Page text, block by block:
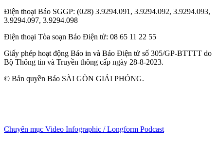
Điện thoại Báo SGGP: (028) 3.9294.091, 3.9294.092, 3.9294.093,
3.9294.097, 3.9294.098
Điện thoại Tòa soạn Báo Điện tử: 08 65 11 22 55
Giấy phép hoạt động Báo in và Báo Điện tử số 305/GP-BTTTT do
Bộ Thông tin và Truyền thông cấp ngày 28-8-2023.
© Bản quyền Báo SÀI GÒN GIẢI PHÓNG.
Chuyên mục Video Infographic / Longform Podcast